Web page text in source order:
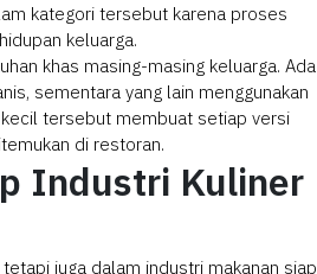
kategori tersebut karena proses
keluarga.
khas masing-masing keluarga. Ada
sementara yang lain menggunakan
tersebut membuat setiap versi
di restoran.
Industri Kuliner
juga dalam industri makanan siap